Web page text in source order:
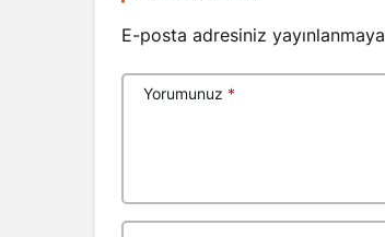
E-posta adresiniz
Yorumunuz *